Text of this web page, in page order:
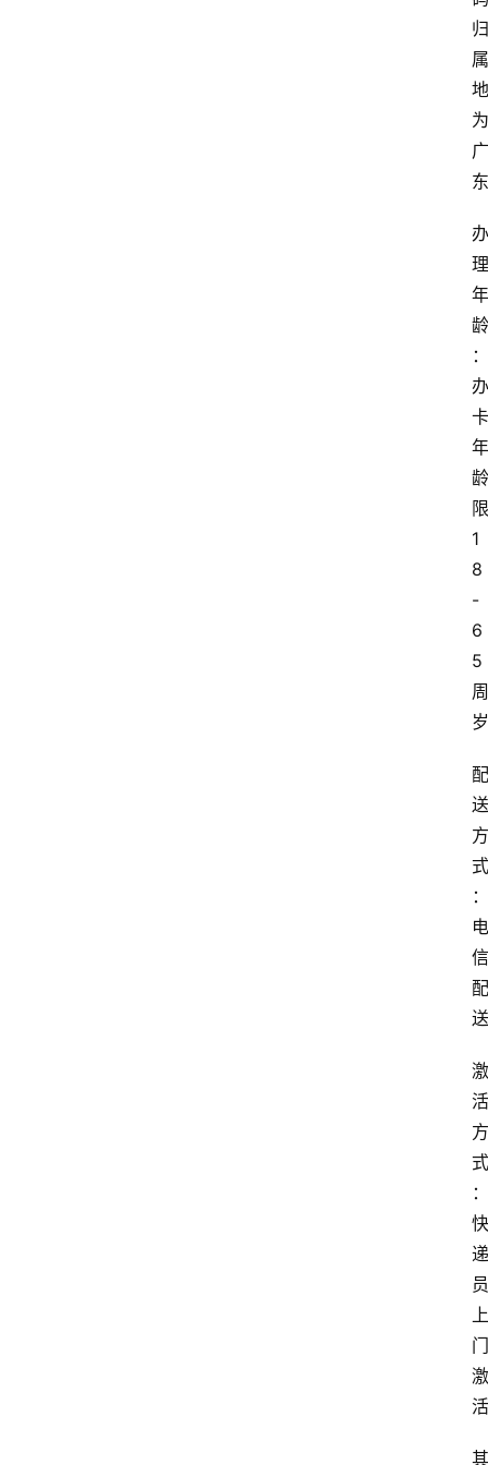
归
属
地
为
广
东
办
理
年
龄
：
办
卡
年
龄
限
1
8
-
6
5
周
岁
配
送
方
式
：
电
信
配
送
激
活
方
式
：
快
递
员
上
门
激
活
其